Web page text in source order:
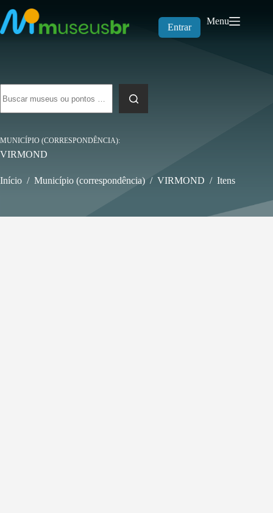
para
o
conteúdo
Entrar
Menu
resultados
MUNICÍPIO (CORRESPONDÊNCIA)
VIRMOND
Início / Município (correspondência) / VIRMOND / Itens